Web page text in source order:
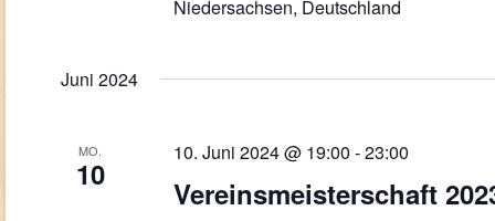
Niedersachsen, Deutschland
Juni 2024
MO.
10
Vereinsmeisterschaft
10. Juni 2024 @ 19:00-23:00